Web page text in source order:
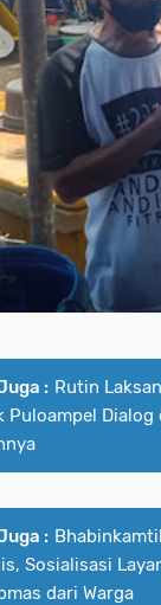
: Rutin
Puloampel Dialog
:
Sosialisasi
dari Warga